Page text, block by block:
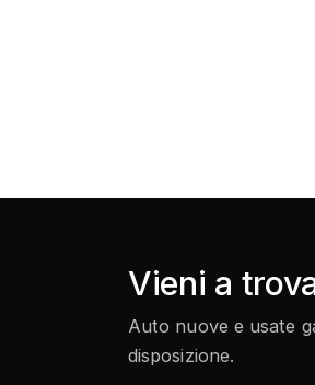
Vieni a
Auto nuove e usate
disposizione.